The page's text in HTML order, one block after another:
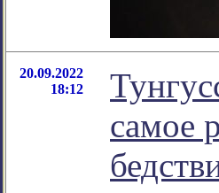
20.09.2022
18:12
самое